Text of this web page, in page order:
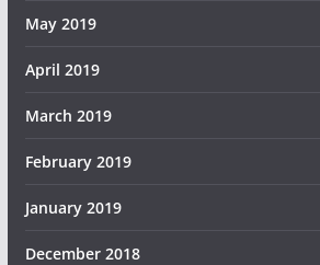
May 2019
April 2019
March 2019
February 2019
January 2019
December 2018